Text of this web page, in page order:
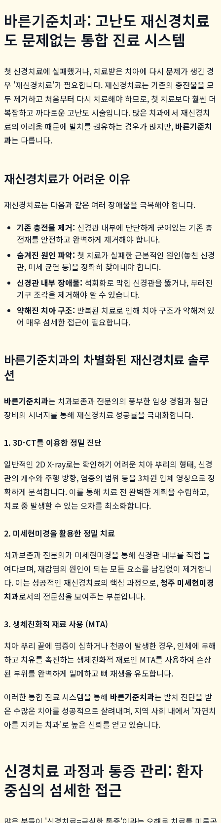
바른기준치과: 고난도 재신경치료
도 문제없는 통합 진료 시스템
첫 신경치료에 실패했거나, 치료받은 치아에 다시 문제가 생긴 경
우 '재신경치료'가 필요합니다. 재신경치료는 기존의 충전물을 모
두 제거하고 처음부터 다시 치료해야 하므로, 첫 치료보다 훨씬 더
복잡하고 까다로운 고난도 시술입니다. 많은 치과에서 재신경치
료의 어려움 때문에 발치를 권유하는 경우가 많지만, 바른기준치
과는 다릅니다.
재신경치료가 어려운 이유
재신경치료는 다음과 같은 여러 장애물을 극복해야 합니다.
기존 충전물 제거: 신경관 내부에 단단하게 굳어있는 기존 충
전재를 안전하고 완벽하게 제거해야 합니다.
숨겨진 원인 파악: 첫 치료가 실패한 근본적인 원인(놓친 신경
관, 미세 균열 등)을 정확히 찾아내야 합니다.
신경관 내부 장애물: 석회화로 막힌 신경관을 뚫거나, 부러진
기구 조각을 제거해야 할 수 있습니다.
약해진 치아 구조: 반복된 치료로 인해 치아 구조가 약해져 있
어 매우 섬세한 접근이 필요합니다.
바른기준치과의 차별화된 재신경치료 솔루
션
바른기준치과는 치과보존과 전문의의 풍부한 임상 경험과 첨단
장비의 시너지를 통해 재신경치료 성공률을 극대화합니다.
1. 3D-CT를 이용한 정밀 진단
일반적인 2D X-ray로는 확인하기 어려운 치아 뿌리의 형태, 신경
관의 개수와 주행 방향, 염증의 범위 등을 3차원 입체 영상으로 정
확하게 분석합니다. 이를 통해 치료 전 완벽한 계획을 수립하고,
치료 중 발생할 수 있는 오차를 최소화합니다.
2. 미세현미경을 활용한 정밀 치료
치과보존과 전문의가 미세현미경을 통해 신경관 내부를 직접 들
여다보며, 재감염의 원인이 되는 모든 요소를 남김없이 제거합니
다. 이는 성공적인 재신경치료의 핵심 과정으로,청주 미세현미경
치과로서의 전문성을 보여주는 부분입니다.
3. 생체친화적 재료 사용 (MTA)
치아 뿌리 끝에 염증이 심하거나 천공이 발생한 경우, 인체에 무해
하고 치유를 촉진하는 생체친화적 재료인 MTA를 사용하여 손상
된 부위를 완벽하게 밀폐하고 뼈 재생을 유도합니다.
이러한 통합 진료 시스템을 통해 바른기준치과는 발치 진단을 받
은 수많은 치아를 성공적으로 살려내며, 지역 사회 내에서 '자연치
아를 지키는 치과'로 높은 신뢰를 얻고 있습니다.
신경치료 과정과 통증 관리: 환자
중심의 섬세한 접근